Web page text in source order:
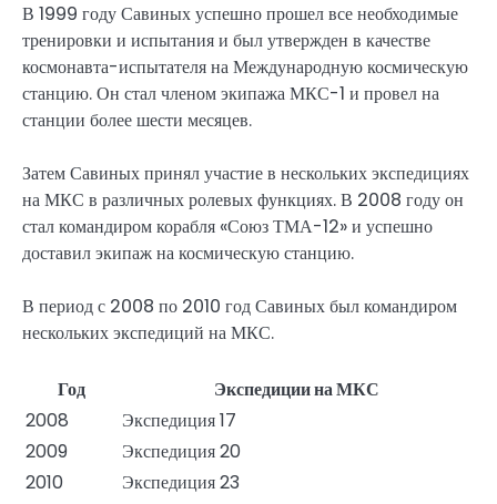
В 1999 году Савиных успешно прошел все необходимые
тренировки и испытания и был утвержден в качестве
космонавта-испытателя на Международную космическую
станцию. Он стал членом экипажа МКС-1 и провел на
станции более шести месяцев.
Затем Савиных принял участие в нескольких экспедициях
на МКС в различных ролевых функциях. В 2008 году он
стал командиром корабля «Союз ТМА-12» и успешно
доставил экипаж на космическую станцию.
В период с 2008 по 2010 год Савиных был командиром
нескольких экспедиций на МКС.
Год
Экспедиции на МКС
2008
Экспедиция 17
2009
Экспедиция 20
2010
Экспедиция 23